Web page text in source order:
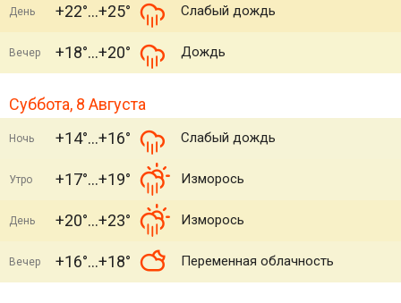
День +22° +25° Слабый дождь
Вечер +18° +20° Дождь
Суббота, 8 Августа
Ночь +14° +16° Слабый дождь
Утро +17° +19° Изморось
День +20° +23° Изморось
Вечер +16° +18° Переменная облачность